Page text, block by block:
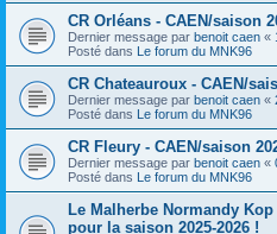
CR Orléans - CAEN/saison
Dernier message par benoit caen «
Posté dans Le forum du MNK96
CR Chateauroux - CAEN/
Dernier message par benoit caen «
Posté dans Le forum du MNK96
CR Fleury - CAEN/saison
Dernier message par benoit caen «
Posté dans Le forum du MNK96
Le Malherbe Normandy
pour la saison 2025-2026 !